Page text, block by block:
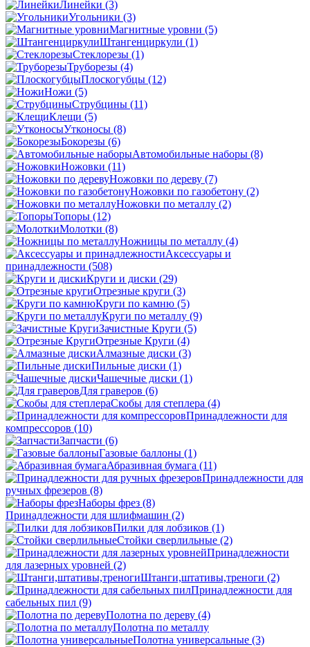
Линейки (3)
Угольники (3)
Магнитные уровни (5)
Штангенциркули (1)
Стеклорезы (1)
Труборезы (4)
Плоскогубцы (12)
Ножи (5)
Струбцины (11)
Клещи (5)
Утконосы (8)
Бокорезы (6)
Автомобильные наборы (8)
Ножовки (11)
Ножовки по дереву (7)
Ножовки по газобетону (2)
Ножовки по металлу (2)
Топоры (12)
Молотки (8)
Ножницы по металлу (4)
Аксессуары и
принадлежности (508)
Круги и диски (29)
Отрезные круги (3)
Круги по камню (5)
Круги по металлу (9)
Зачистные Круги (5)
Отрезные Круги (4)
Алмазные диски (3)
Пильные диски (1)
Чашечные диски (1)
Для граверов (6)
Скобы для степлера (4)
Принадлежности для
компрессоров (10)
Запчасти (6)
Газовые баллоны (1)
Абразивная бумага (11)
Принадлежности для
ручных фрезеров (8)
Наборы фрез (8)
Принадлежности для шлифмашин (2)
Пилки для лобзиков (1)
Стойки сверлильные (2)
Принадлежности
для лазерных уровней (2)
Штанги,штативы,треноги (2)
Принадлежности для
сабельных пил (9)
Полотна по дереву (4)
Полотна по металлу
Полотна универсальные (3)